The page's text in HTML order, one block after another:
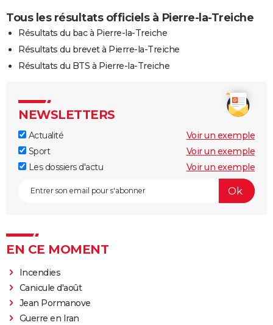
Tous les résultats officiels à Pierre-la-Treiche
Résultats du bac à Pierre-la-Treiche
Résultats du brevet à Pierre-la-Treiche
Résultats du BTS à Pierre-la-Treiche
NEWSLETTERS
Actualité
Voir un exemple
Sport
Voir un exemple
Les dossiers d'actu
Voir un exemple
EN CE MOMENT
Incendies
Canicule d'août
Jean Pormanove
Guerre en Iran